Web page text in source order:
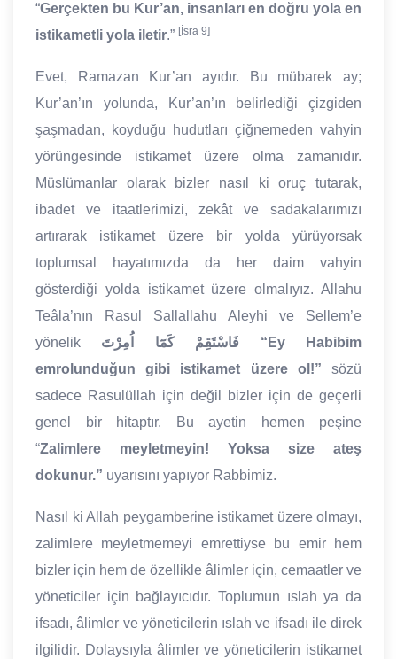
“Gerçekten bu Kur’an, insanları en doğru yola en
istikametli yola iletir.” [İsra 9]
Evet, Ramazan Kur’an ayıdır. Bu mübarek ay;
Kur’an’ın yolunda, Kur’an’ın belirlediği çizgiden
şaşmadan, koyduğu hudutları çiğnemeden vahyin
yörüngesinde istikamet üzere olma zamanıdır.
Müslümanlar olarak bizler nasıl ki oruç tutarak,
ibadet ve itaatlerimizi, zekât ve sadakalarımızı
artırarak istikamet üzere bir yolda yürüyorsak
toplumsal hayatımızda da her daim vahyin
gösterdiği yolda istikamet üzere olmalıyız. Allahu
Teâla’nın Rasul Sallallahu Aleyhi ve Sellem’e
yönelik
فَاسْتَقِمْ كَمَٓا اُمِرْتَ
“Ey Habibim
emrolunduğun gibi istikamet üzere ol!” sözü
sadece Rasulüllah için değil bizler için de geçerli
genel bir hitaptır. Bu ayetin hemen peşine
“Zalimlere meyletmeyin! Yoksa size ateş
dokunur.” uyarısını yapıyor Rabbimiz.
Nasıl ki Allah peygamberine istikamet üzere olmayı,
zalimlere meyletmemeyi emrettiyse bu emir hem
bizler için hem de özellikle âlimler için, cemaatler ve
yöneticiler için bağlayıcıdır. Toplumun ıslah ya da
ifsadı, âlimler ve yöneticilerin ıslah ve ifsadı ile direk
ilgilidir. Dolaysıyla âlimler ve yöneticilerin istikamet